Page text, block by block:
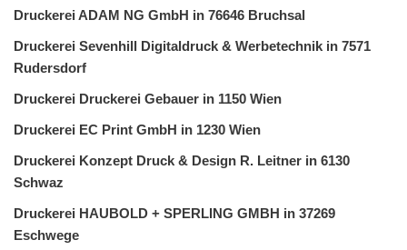
Druckerei ADAM NG GmbH in 76646 Bruchsal
Druckerei Sevenhill Digitaldruck & Werbetechnik in 7571
Rudersdorf
Druckerei Druckerei Gebauer in 1150 Wien
Druckerei EC Print GmbH in 1230 Wien
Druckerei Konzept Druck & Design R. Leitner in 6130
Schwaz
Druckerei HAUBOLD + SPERLING GMBH in 37269
Eschwege